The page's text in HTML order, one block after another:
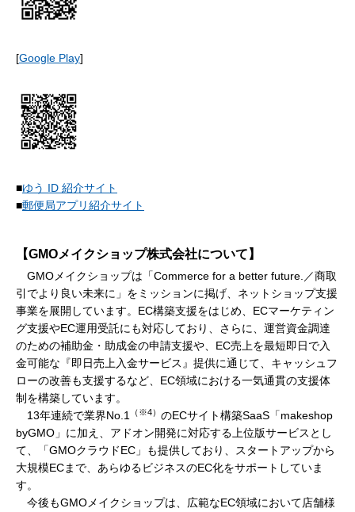
[Google Play]
■ゆう ID 紹介サイト
■郵便局アプリ紹介サイト
【GMOメイクショップ株式会社について】
GMOメイクショップは「Commerce for a better future.／商取
引でより良い未来に」をミッションに掲げ、ネットショップ支援
事業を展開しています。EC構築支援をはじめ、ECマーケティン
グ支援やEC運用受託にも対応しており、さらに、運営資金調達
のための補助金・助成金の申請支援や、EC売上を最短即日で入
金可能な『即日売上入金サービス』提供に通じて、キャッシュフ
ローの改善も支援するなど、EC領域における一気通貫の支援体
制を構築しています。
13年連続で業界No.1
（※4） のECサイト構築SaaS「makeshop
byGMO」に加え、アドオン開発に対応する上位版サービスとし
て、「GMOクラウドEC」も提供しており、スタートアップから
大規模ECまで、あらゆるビジネスのEC化をサポートしていま
す。
今後もGMOメイクショップは、広範なEC領域において店舗様